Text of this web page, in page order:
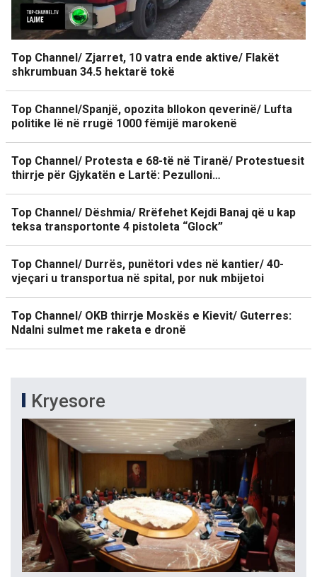
Top Channel/ Zjarret, 10 vatra ende aktive/ Flakët
shkrumbuan 34.5 hektarë tokë
Top Channel/Spanjë, opozita bllokon qeverinë/ Lufta
politike lë në rrugë 1000 fëmijë marokenë
Top Channel/ Protesta e 68-të në Tiranë/ Protestuesit
thirrje për Gjykatën e Lartë: Pezulloni…
Top Channel/ Dëshmia/ Rrëfehet Kejdi Banaj që u kap
teksa transportonte 4 pistoleta “Glock”
Top Channel/ Durrës, punëtori vdes në kantier/ 40-
vjeçari u transportua në spital, por nuk mbijetoi
Top Channel/ OKB thirrje Moskës e Kievit/ Guterres:
Ndalni sulmet me raketa e dronë
Kryesore